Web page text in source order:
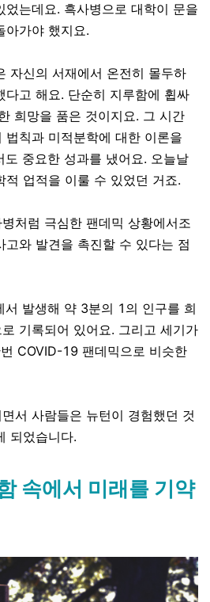
었는데요. 흑사병으로 대학이 문을
아가야 했지요.
자신의 서재에서 온전히 몰두하
다고 해요. 단순히 지루함에 휩싸
희망을 품은 것이지요. 그 시간
법칙과 미적분학에 대한 이론을
도 중요한 성과를 냈어요. 오늘날
적 업적을 이룰 수 있었던 거죠.
처럼 극심한 팬데믹 상황에서조
고와 발견을 촉진할 수 있다는 점
발생해 약 3분의 1의 인구를 희
기록되어 있어요. 그리고 세기가
COVID-19 팬데믹으로 비슷한
서 사람들은 뉴턴이 경험했던 것
되었습니다.
속에서 미래를 기약